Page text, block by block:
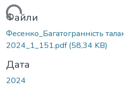
Файли
Фесенко_Багатогранність
2024_1_151.pdf(58,34 KB)
Дата
2024